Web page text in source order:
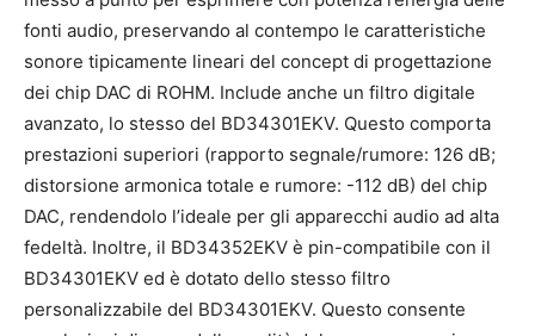
fonti audio, preservando al contempo le caratteristiche
sonore tipicamente lineari del concept di progettazione
dei chip DAC di ROHM. Include anche un filtro digitale
avanzato, lo stesso del BD34301EKV. Questo comporta
prestazioni superiori (rapporto segnale/rumore: 126 dB;
distorsione armonica totale e rumore: -112 dB) del chip
DAC, rendendolo l’ideale per gli apparecchi audio ad alta
fedeltà. Inoltre, il BD34352EKV è pin-compatibile con il
BD34301EKV ed è dotato dello stesso filtro
personalizzabile del BD34301EKV. Questo consente